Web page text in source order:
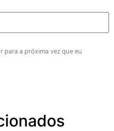
para a próxima vez que eu